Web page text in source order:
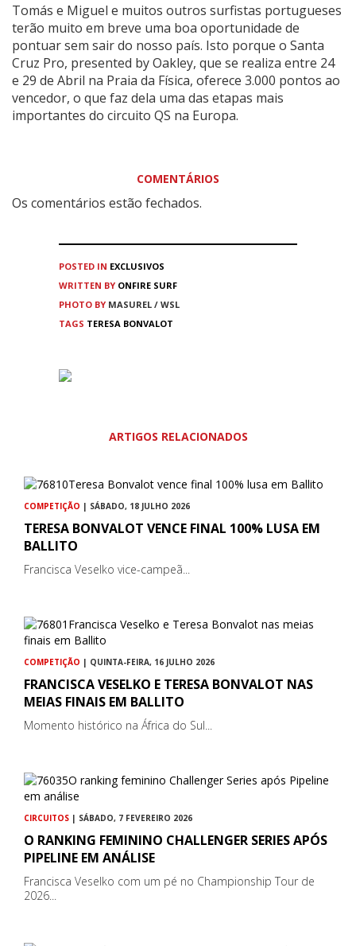
Tomás e Miguel e muitos outros surfistas portugueses
terão muito em breve uma boa oportunidade de
pontuar sem sair do nosso país. Isto porque o Santa
Cruz Pro, presented by Oakley, que se realiza entre 24
e 29 de Abril na Praia da Física, oferece 3.000 pontos ao
vencedor, o que faz dela uma das etapas mais
importantes do circuito QS na Europa.
COMENTÁRIOS
Os comentários estão fechados.
POSTED IN EXCLUSIVOS
WRITTEN BY ONFIRE SURF
PHOTO BY MASUREL / WSL
TAGS TERESA BONVALOT
ARTIGOS RELACIONADOS
COMPETIÇÃO | SÁBADO, 18 JULHO 2026
TERESA BONVALOT VENCE FINAL 100% LUSA EM
BALLITO
Francisca Veselko vice-campeã...
COMPETIÇÃO | QUINTA-FEIRA, 16 JULHO 2026
FRANCISCA VESELKO E TERESA BONVALOT NAS
MEIAS FINAIS EM BALLITO
Momento histórico na África do Sul...
CIRCUITOS | SÁBADO, 7 FEVEREIRO 2026
O RANKING FEMININO CHALLENGER SERIES APÓS
PIPELINE EM ANÁLISE
Francisca Veselko com um pé no Championship Tour de
2026...